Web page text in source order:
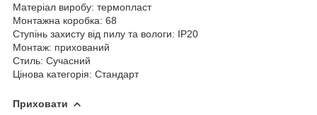
Матеріал виробу: термопласт
Монтажна коробка: 68
Ступінь захисту від пилу та вологи: IP20
Монтаж: прихований
Стиль: Сучасний
Цінова категорія: Стандарт
Приховати